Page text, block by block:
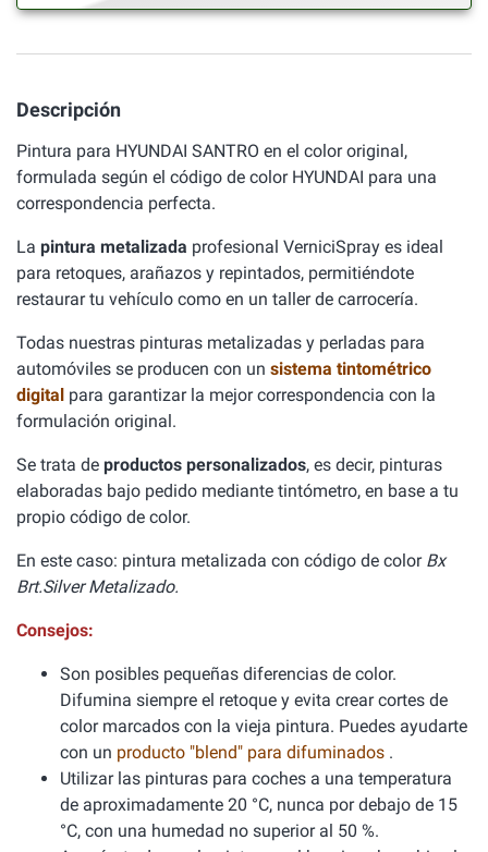
Descripción
Pintura para HYUNDAI SANTRO en el color original,
formulada según el código de color HYUNDAI para una
correspondencia perfecta.
La pintura metalizada profesional VerniciSpray es ideal
para retoques, arañazos y repintados, permitiéndote
restaurar tu vehículo como en un taller de carrocería.
Todas nuestras pinturas metalizadas y perladas para
automóviles se producen con un sistema tintométrico
digital para garantizar la mejor correspondencia con la
formulación original.
Se trata de productos personalizados, es decir, pinturas
elaboradas bajo pedido mediante tintómetro, en base a tu
propio código de color.
En este caso: pintura metalizada con código de color Bx
Brt.Silver Metalizado.
Consejos:
Son posibles pequeñas diferencias de color.
Difumina siempre el retoque y evita crear cortes de
color marcados con la vieja pintura. Puedes ayudarte
con un producto "blend" para difuminados .
Utilizar las pinturas para coches a una temperatura
de aproximadamente 20 °C, nunca por debajo de 15
°C, con una humedad no superior al 50 %.